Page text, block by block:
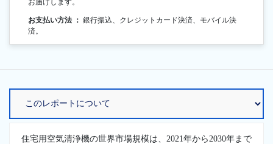
お支払い方法 ： 銀行振込、クレジットカード決済、モバイル決
済。
住宅用空気清浄機の世界市場規模は、2021年から2030年まで